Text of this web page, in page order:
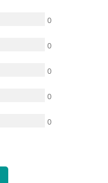
0
0
0
0
0